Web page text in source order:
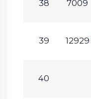
38 7009
39 12929
40